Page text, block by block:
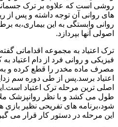
روشی است که علاوه بر ترک
های روانی آن توجه داشته و پس از
روانی وابستگی به این بیماری،به
اصولی آنها بپردازد.
ترک اعتیاد به مجموعه اقداماتی
فیزیکی و روانی فرد از دام اعتیاد
مصرف ماده مخدر را قطع کرده و
اعتیاد برسد.پس از طی دوره سم
اصلی ترین مرحله ترک اعتیاد
طول می کشد و با نظر روانپزشک
شود،برنامه های تفریحی نظیر
این مرحله در دستور کار قرار می